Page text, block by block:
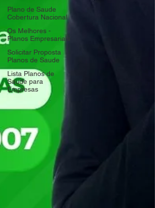
Plano de Saude
Cobertura Nacional
Os Melhores -
Planos Empresariais
Solicitar Proposta
Planos de Saude
Lista Planos de
Saude para
Empresas